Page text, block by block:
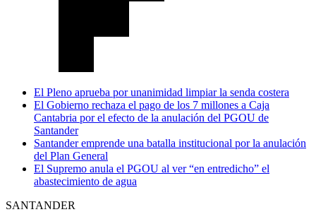
El Pleno aprueba por unanimidad limpiar la senda costera
El Gobierno rechaza el pago de los 7 millones a Caja
Cantabria por el efecto de la anulación del PGOU de
Santander
Santander emprende una batalla institucional por la anulación
del Plan General
El Supremo anula el PGOU al ver “en entredicho” el
abastecimiento de agua
SANTANDER